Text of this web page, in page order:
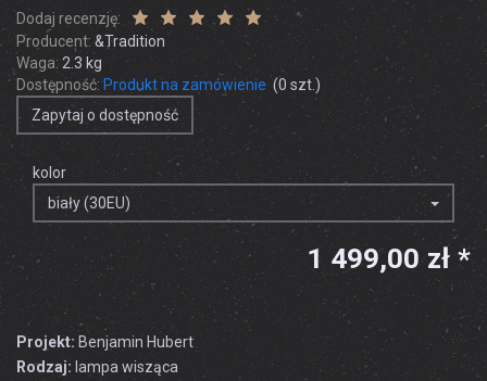
Dodaj recenzję:
Producent: &Tradition
Waga: 2.3 kg
Dostępność: Produkt na zamówienie (0 szt.)
Zapytaj o dostępność
kolor
biały (30EU)
1 499,00 zł *
Projekt: Benjamin Hubert
Rodzaj: lampa wisząca